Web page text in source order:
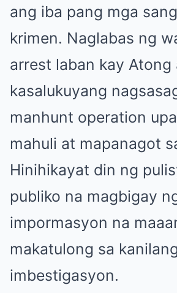
ang iba pang mga
krimen. Naglabas ng
arrest laban kay Atong
kasalukuyang
manhunt operation
mahuli at mapanagot
Hinihikayat din ng
publiko na magbigay
impormasyon na
makatulong sa
imbestigasyon.